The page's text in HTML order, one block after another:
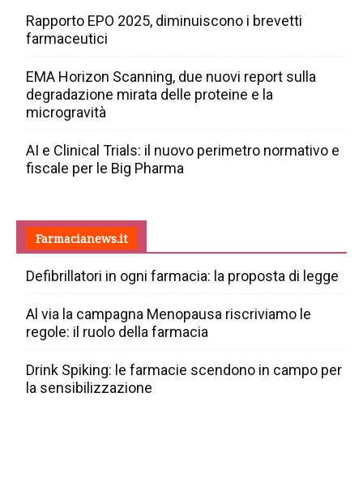
Rapporto EPO 2025, diminuiscono i brevetti
farmaceutici
EMA Horizon Scanning, due nuovi report sulla
degradazione mirata delle proteine e la
microgravità
AI e Clinical Trials: il nuovo perimetro normativo e
fiscale per le Big Pharma
Farmacianews.it
Defibrillatori in ogni farmacia: la proposta di legge
Al via la campagna Menopausa riscriviamo le
regole: il ruolo della farmacia
Drink Spiking: le farmacie scendono in campo per
la sensibilizzazione